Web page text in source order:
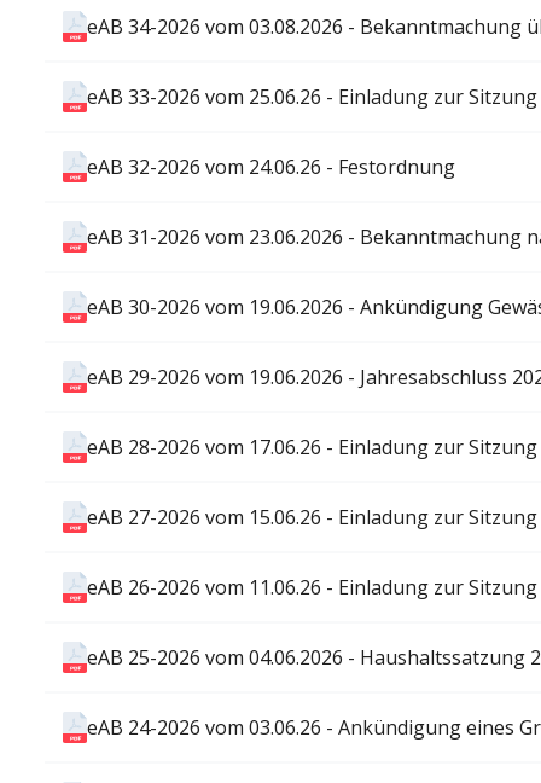
eAB 34-2026 vom 03.08.2026 - Bekanntmachung
eAB 33-2026 vom 25.06.26 - Einladung zur
eAB 32-2026 vom 24.06.26 - Festordnung
eAB 31-2026 vom 23.06.2026 - Bekanntmachung
eAB 30-2026 vom 19.06.2026 - Ankündigung
eAB 29-2026 vom 19.06.2026 - Jahresabschluss
eAB 28-2026 vom 17.06.26 - Einladung zur
eAB 27-2026 vom 15.06.26 - Einladung zur
eAB 26-2026 vom 11.06.26 - Einladung zur
eAB 25-2026 vom 04.06.2026 - Haushaltssatzung
eAB 24-2026 vom 03.06.26 - Ankündigung eines